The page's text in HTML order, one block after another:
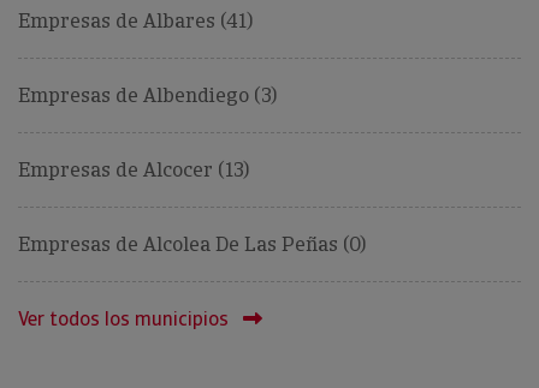
Empresas de Albares (41)
Empresas de Albendiego (3)
Empresas de Alcocer (13)
Empresas de Alcolea De Las Peñas (0)
Ver todos los municipios